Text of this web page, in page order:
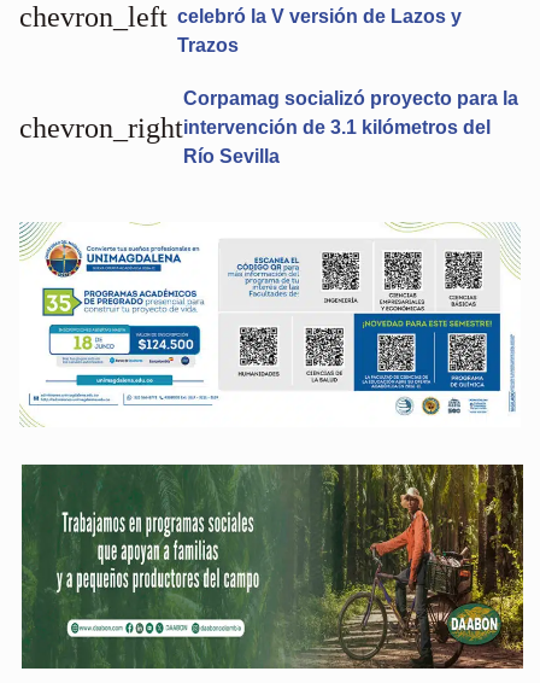
chevron_left celebró la V versión de Lazos y
Trazos
Corpamag socializó proyecto para la
intervención de 3.1 kilómetros del
Río Sevilla
chevron_right